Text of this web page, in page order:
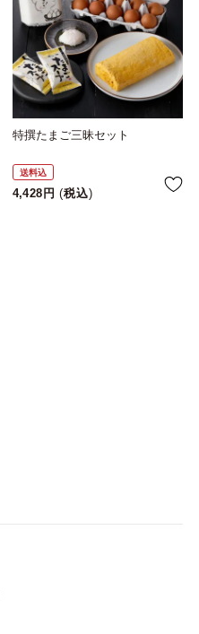
特撰たまご三昧セット
送料込
4,428 税込